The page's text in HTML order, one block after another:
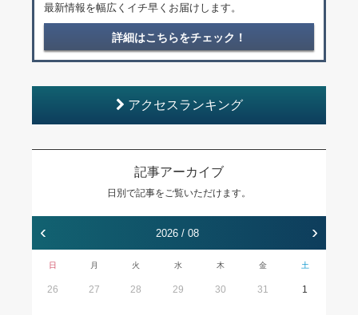
最新情報を幅広くイチ早くお届けします。
詳細はこちらをチェック！
アクセスランキング
記事アーカイブ
日別で記事をご覧いただけます。
‹ 2026 / 08 ›
日 月 火 水 木 金 土
26 27 28 29 30 31 1